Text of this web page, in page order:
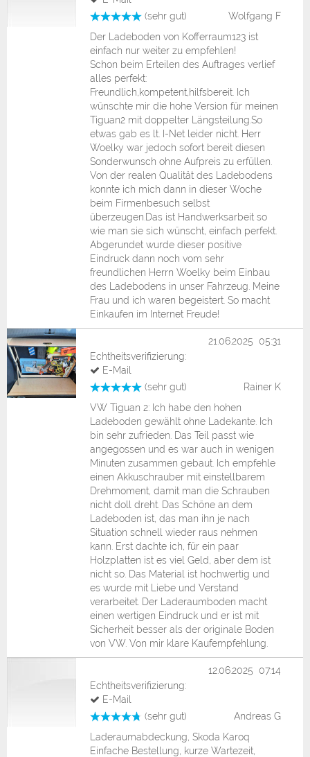
(sehr gut) Wolfgang F
Der Ladeboden von Kofferraum123 ist
einfach nur weiter zu empfehlen!
Schon beim Erteilen des Auftrages verlief
alles perfekt:
Freundlich,kompetent,hilfsbereit. Ich
wünschte mir die hohe Version für meinen
Tiguan2 mit doppelter Längsteilung.So
etwas gab es lt. I-Net leider nicht. Herr
Woelky war jedoch sofort bereit diesen
Sonderwunsch ohne Aufpreis zu erfüllen.
Von der realen Qualität des Ladebodens
konnte ich mich dann in dieser Woche
beim Firmenbesuch selbst
überzeugen.Das ist Handwerksarbeit so
wie man sie sich wünscht, einfach perfekt.
Abgerundet wurde dieser positive
Eindruck dann noch vom sehr
freundlichen Herrn Woelky beim Einbau
des Ladebodens in unser Fahrzeug. Meine
Frau und ich waren begeistert. So macht
Einkaufen im Internet Freude!
(sehr gut) Rainer K
21.06.2025 05:31
Echtheitsverifizierung:
E-Mail
VW Tiguan 2: Ich habe den hohen
Ladeboden gewählt ohne Ladekante. Ich
bin sehr zufrieden. Das Teil passt wie
angegossen und es war auch in wenigen
Minuten zusammen gebaut. Ich empfehle
einen Akkuschrauber mit einstellbarem
Drehmoment, damit man die Schrauben
nicht doll dreht. Das Schöne an dem
Ladeboden ist, das man ihn je nach
Situation schnell wieder raus nehmen
kann. Erst dachte ich, für ein paar
Holzplatten ist es viel Geld, aber dem ist
nicht so. Das Material ist hochwertig und
es wurde mit Liebe und Verstand
verarbeitet. Der Laderaumboden macht
einen wertigen Eindruck und er ist mit
Sicherheit besser als der originale Boden
von VW. Von mir klare Kaufempfehlung.
(sehr gut) Andreas G
12.06.2025 07:14
Echtheitsverifizierung:
E-Mail
Laderaumabdeckung, Skoda Karoq
Einfache Bestellung, kurze Wartezeit,